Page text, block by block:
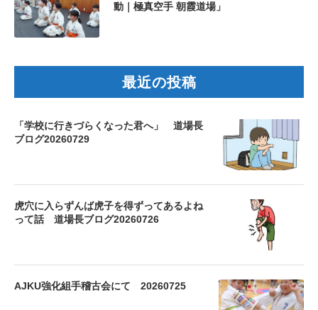
動｜極真空手 朝霞道場」
最近の投稿
「学校に行きづらくなった君へ」 道場長
ブログ20260729
虎穴に入らずんば虎子を得ずってあるよね
って話 道場長ブログ20260726
AJKU強化組手稽古会にて 20260725